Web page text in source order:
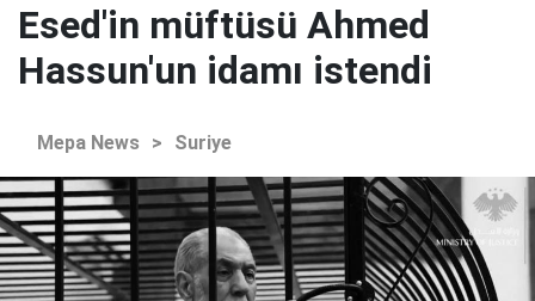
Esed'in müftüsü Ahmed
Hassun'un idamı istendi
Mepa News > Suriye